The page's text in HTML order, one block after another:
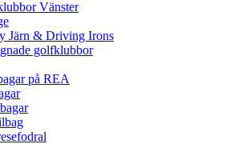
Vänster
Järn & Driving Irons
golfklubbor
på REA